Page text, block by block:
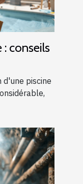
: conseils
d'une piscine